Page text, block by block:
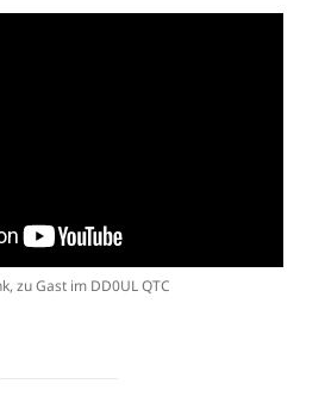
zu Gast im DD0UL QTC